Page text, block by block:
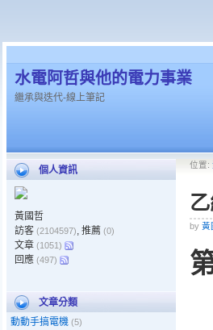
水電阿哲與他的電力事業
繼承與迭代-線上筆記
個人資訊
黃國哲
訪客 (2104597), 推薦 (0)
文章 (1051)
回應 (497)
文章分類
動動手搞電機 (5)
位置:
by 黃